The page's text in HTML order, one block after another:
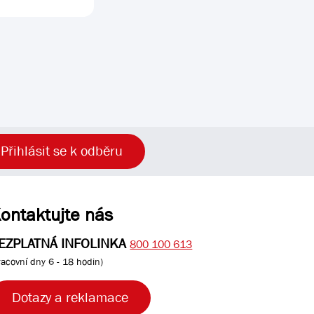
Přihlásit se k odběru
nás
INFOLINKA 800 100 613
dny 6 - 18 hodin)
Dotazy a reklamace